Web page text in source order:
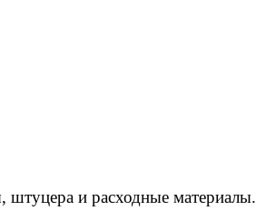
штуцера и расходные материалы.